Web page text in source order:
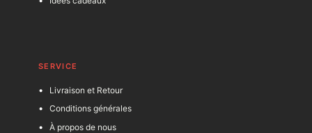
SERVICE
Livraison et Retour
Conditions générales
À propos de nous